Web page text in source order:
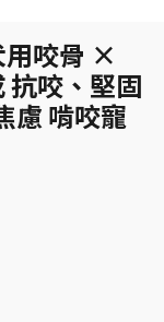
用咬骨 ×
抗咬、堅固
慮 啃咬寵